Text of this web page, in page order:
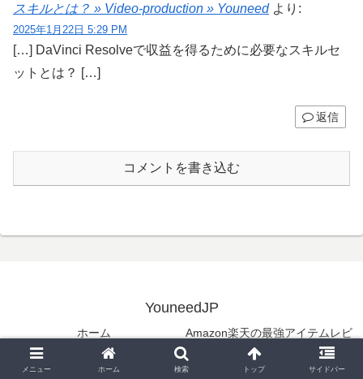
スキルとは？ » Video-production » Youneed より:
2025年1月22日 5:29 PM
[…] DaVinci Resolveで収益を得るために必要なスキルセ
ットとは？ […]
返信
コメントを書き込む
YouneedJP
ホーム
Amazon楽天の最強アイテムレビ
ュー
メニュー ホーム 検索 トップ サイドバー